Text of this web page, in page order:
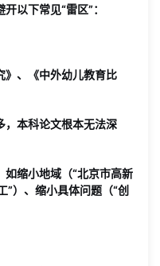
以下常见“雷区”：
》、《中外幼儿教育比
，本科论文根本无法深
缩小地域（“北京市高新
）、缩小具体问题（“创